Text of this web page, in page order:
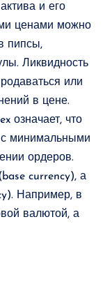
и его
ценами можно
пипсы,
Ликвидность
или
в цене.
означает, что
с минимальными
ордеров.
currency), а
Например, в
валютой, а